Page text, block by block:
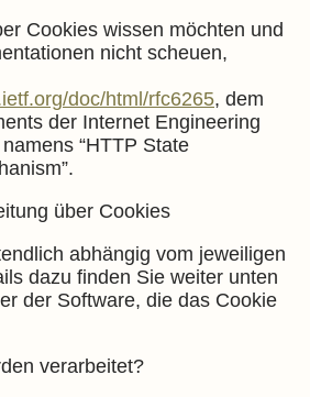
Cookies wissen möchten und
nicht scheuen,
doc/html/rfc6265, dem
der Internet Engineering
“HTTP State
über Cookies
abhängig vom jeweiligen
dazu finden Sie weiter unten
der Software, die das Cookie
verarbeitet?